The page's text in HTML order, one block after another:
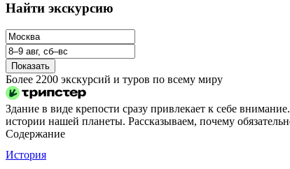
Найти экскурсию
Показать
Более 2200 экскурсий и туров по всему миру
Здание в виде крепости сразу привлекает к себе
истории нашей планеты. Рассказываем, почему
Содержание
История